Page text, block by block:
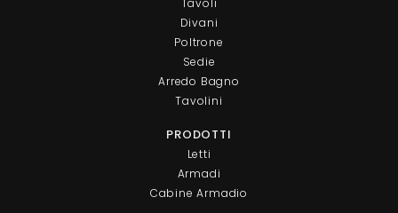
Divani
Poltrone
Sedie
Arredo Bagno
Tavolini
PRODOTTI
Letti
Armadi
Cabine Armadio